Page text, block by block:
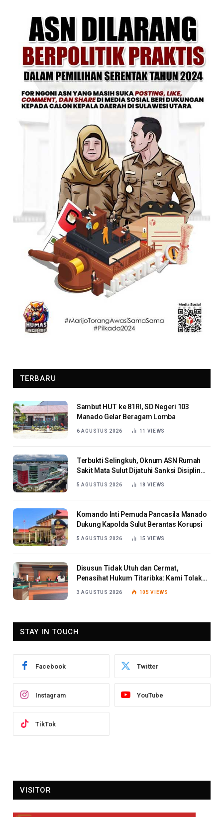
TERBARU
Sambut HUT ke 81RI, SD Negeri 103
Manado Gelar Beragam Lomba
6 AGUSTUS 2026 11 VIEWS
Terbukti Selingkuh, Oknum ASN Rumah
Sakit Mata Sulut Dijatuhi Sanksi Disiplin
Berat
5 AGUSTUS 2026 18 VIEWS
Komando Inti Pemuda Pancasila Manado
Dukung Kapolda Sulut Berantas Korupsi
5 AGUSTUS 2026 15 VIEWS
Disusun Tidak Utuh dan Cermat,
Penasihat Hukum Titaribka: Kami Tolak
Tanggapan Jaksa
3 AGUSTUS 2026 105VIEWS
STAY IN TOUCH
Facebook Twitter
Instagram YouTube
TikTok
VISITOR